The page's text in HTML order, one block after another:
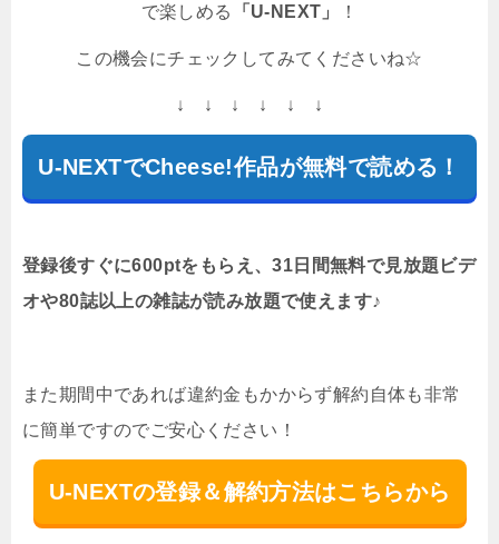
で楽しめる
「U-NEXT」 ！
この機会にチェックしてみてくださいね☆
↓ ↓ ↓ ↓ ↓ ↓
U-NEXTでCheese!作品が無料で読める！
登録後すぐに600ptをもらえ、31日間無料で見放題ビデ
オや80誌以上の雑誌が読み放題で使えます♪
また期間中であれば違約金もかからず解約自体も非常
に簡単ですのでご安心ください！
U-NEXTの登録＆解約方法はこちらから